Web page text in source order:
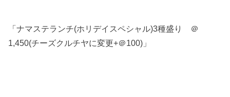
「ナマステランチ(ホリデイスペシャル)3種盛り ＠
1,450(チーズクルチヤに変更+＠100)」